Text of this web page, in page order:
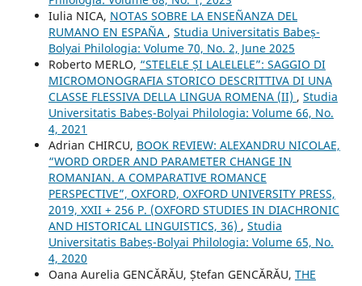
Iulia NICA, NOTAS SOBRE LA ENSEÑANZA DEL
RUMANO EN ESPAÑA , Studia Universitatis Babeș-
Bolyai Philologia: Volume 70, No. 2, June 2025
Roberto MERLO, “STELELE ȘI LALELELE”: SAGGIO DI
MICROMONOGRAFIA STORICO DESCRITTIVA DI UNA
CLASSE FLESSIVA DELLA LINGUA ROMENA (II) , Studia
Universitatis Babeș-Bolyai Philologia: Volume 66, No.
4, 2021
Adrian CHIRCU, BOOK REVIEW: ALEXANDRU NICOLAE,
“WORD ORDER AND PARAMETER CHANGE IN
ROMANIAN. A COMPARATIVE ROMANCE
PERSPECTIVE”, OXFORD, OXFORD UNIVERSITY PRESS,
2019, XXII + 256 P. (OXFORD STUDIES IN DIACHRONIC
AND HISTORICAL LINGUISTICS, 36) , Studia
Universitatis Babeș-Bolyai Philologia: Volume 65, No.
4, 2020
Oana Aurelia GENCĂRĂU, Ștefan GENCĂRĂU, THE